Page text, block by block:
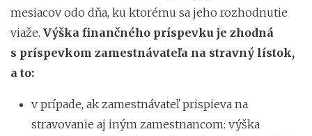
mesiacov odo dňa, ku ktorému sa jeho rozhodnutie
viaže. Výška finančného príspevku je zhodná
s príspevkom zamestnávateľa na stravný lístok,
a to:
v prípade, ak zamestnávateľ prispieva na
stravovanie aj iným zamestnancom: výška